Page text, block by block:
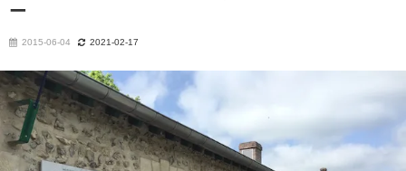
ー
2015-06-04 2021-02-17